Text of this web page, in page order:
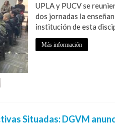
UPLA y PUCV se
dos jornadas la
institución de esta
Más información
Situadas: DGVM